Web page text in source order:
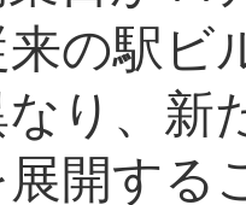
の駅ビ
り、新
開する